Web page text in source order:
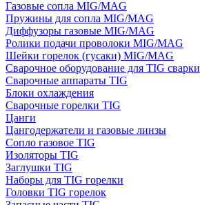
Газовые сопла MIG/MAG
Пружины для сопла MIG/MAG
Диффузоры газовые MIG/MAG
Ролики подачи проволоки MIG/MAG
Шейки горелок (гусаки) MIG/MAG
Сварочное оборудование для TIG сварки
Сварочные аппараты TIG
Блоки охлаждения
Сварочные горелки TIG
Цанги
Цангодержатели и газовые линзы
Сопло газовое TIG
Изоляторы TIG
Заглушки TIG
Наборы для TIG горелки
Головки TIG горелок